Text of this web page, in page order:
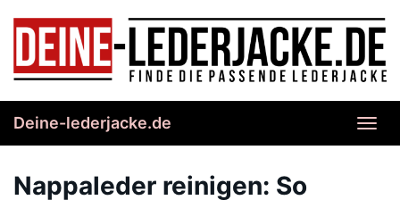
content
Deine-lederjacke.de
Nappaleder reinigen: So